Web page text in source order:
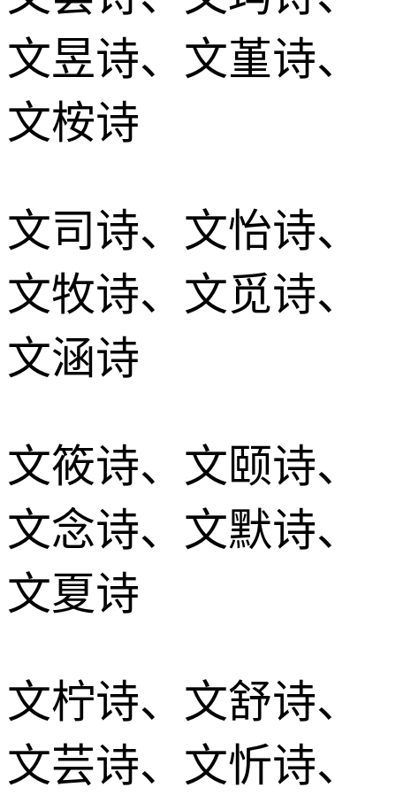
文昱诗、文堇诗、
文桉诗
文司诗、文怡诗、
文牧诗、文觅诗、
文涵诗
文筱诗、文颐诗、
文念诗、文默诗、
文夏诗
文柠诗、文舒诗、
文芸诗、文忻诗、